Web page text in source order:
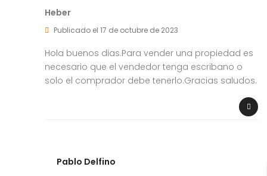
Heber
Publicado el 17 de octubre de 2023
Hola buenos dias.Para vender una propiedad es
necesario que el vendedor tenga escribano o
solo el comprador debe tenerlo.Gracias saludos.
Pablo Delfino